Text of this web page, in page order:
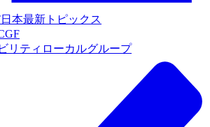
本最新トピックス
リティローカルグループ